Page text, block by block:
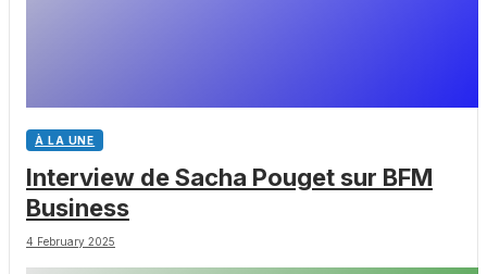
À LA UNE
Interview de Sacha Pouget sur BFM
Business
4 February 2025